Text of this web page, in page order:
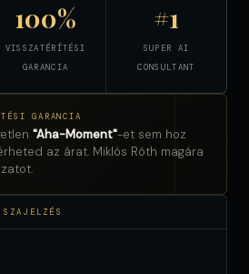
100%
VISSZATÉRÍTÉSI
GARANCIA
#1
SUPER AI
CONSULTANT
GARANCIA
"Aha-Moment"-et sem hoz
az árat. Miklós Róth magára